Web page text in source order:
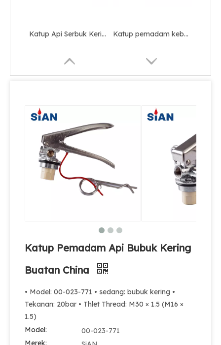
Katup Pemadam Api Bubuk Kering
Buatan China
• Model: 00-023-771 • sedang: bubuk kering •
Tekanan: 20bar • Thlet Thread: M30 × 1.5 (M16 ×
1.5)
Model:
00-023-771
Merek: